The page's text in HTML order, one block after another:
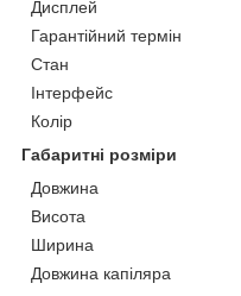
Дисплей
Гарантійний термін
Стан
Інтерфейс
Колір
Габаритні розміри
Довжина
Висота
Ширина
Довжина капіляра